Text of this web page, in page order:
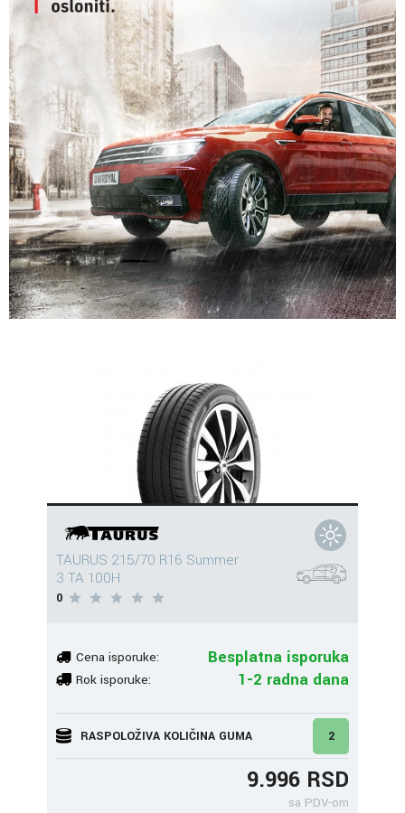
TAURUS 215/70 R16 Summer
3 TA 100H
0
Cena isporuke: Besplatna isporuka
Rok isporuke: 1-2 radna dana
RASPOLOŽIVA KOLIČINA GUMA 2
9.996 RSD
sa PDV-om